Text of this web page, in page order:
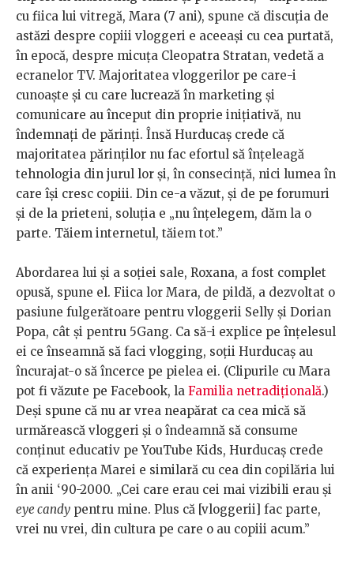
cu fiica lui vitregă, Mara (7 ani), spune că discuția de
astăzi despre copiii vloggeri e aceeași cu cea purtată,
în epocă, despre micuța Cleopatra Stratan, vedetă a
ecranelor TV. Majoritatea vloggerilor pe care-i
cunoaște și cu care lucrează în marketing și
comunicare au început din proprie inițiativă, nu
îndemnați de părinți. Însă Hurducaș crede că
majoritatea părinților nu fac efortul să înțeleagă
tehnologia din jurul lor și, în consecință, nici lumea în
care își cresc copiii. Din ce-a văzut, și de pe forumuri
și de la prieteni, soluția e „nu înțelegem, dăm la o
parte. Tăiem internetul, tăiem tot.”
Abordarea lui și a soției sale, Roxana, a fost complet
opusă, spune el. Fiica lor Mara, de pildă, a dezvoltat o
pasiune fulgerătoare pentru vloggerii Selly și Dorian
Popa, cât și pentru 5Gang. Ca să-i explice pe înțelesul
ei ce înseamnă să faci vlogging, soții Hurducaș au
încurajat-o să încerce pe pielea ei. (Clipurile cu Mara
pot fi văzute pe Facebook, la Familia netradițională.)
Deși spune că nu ar vrea neapărat ca cea mică să
urmărească vloggeri și o îndeamnă să consume
conținut educativ pe YouTube Kids, Hurducaș crede
că experiența Marei e similară cu cea din copilăria lui
în anii ‘90-2000. „Cei care erau cei mai vizibili erau și
eye candy pentru mine. Plus că [vloggerii] fac parte,
vrei nu vrei, din cultura pe care o au copiii acum.”